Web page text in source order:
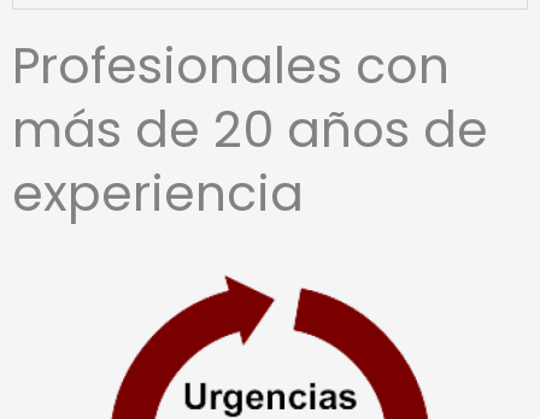
Profesionales con
más de 20 años de
experiencia